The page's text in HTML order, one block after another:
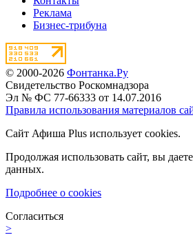
Реклама
Бизнес-трибуна
© 2000-2026 Фонтанка.Ру
Свидетельство Роскомнадзора
Эл № ФС 77-66333 от 14.07.2016
Правила использования материалов
Сайт Афиша Plus использует cookies.
Продолжая использовать сайт, вы
данных.
Подробнее о cookies
Согласиться
>